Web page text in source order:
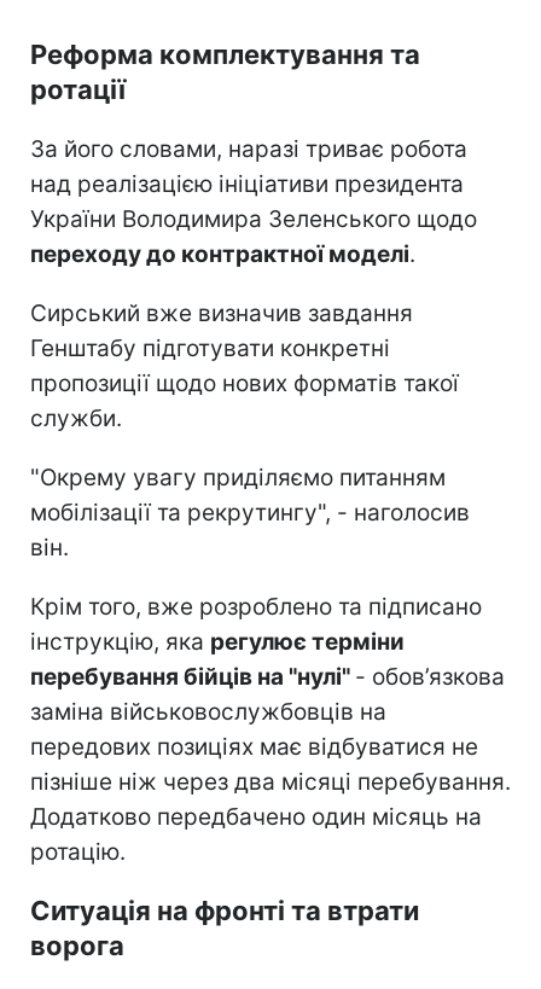
Реформа комплектування та
ротації
За його словами, наразі триває робота
над реалізацією ініціативи президента
України Володимира Зеленського щодо
переходу до контрактної моделі.
Сирський вже визначив завдання
Генштабу підготувати конкретні
пропозиції щодо нових форматів такої
служби.
"Окрему увагу приділяємо питанням
мобілізації та рекрутингу", - наголосив
він.
Крім того, вже розроблено та підписано
інструкцію, яка регулює терміни
перебування бійців на "нулі" - обов’язкова
заміна військовослужбовців на
передових позиціях має відбуватися не
пізніше ніж через два місяці перебування.
Додатково передбачено один місяць на
ротацію.
Ситуація на фронті та втрати
ворога